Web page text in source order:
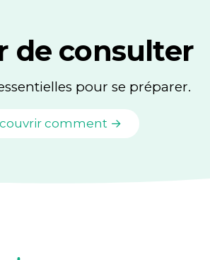
de consulter
pour se préparer.
comment →